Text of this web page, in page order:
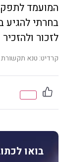
המועמד
בחרתי להגיע
לזכור
קרדיט: טנא
בואו